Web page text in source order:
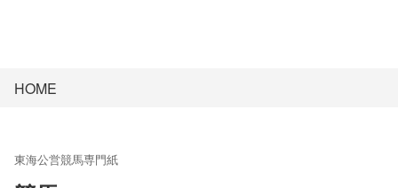
HOME
東海公営競馬専門紙